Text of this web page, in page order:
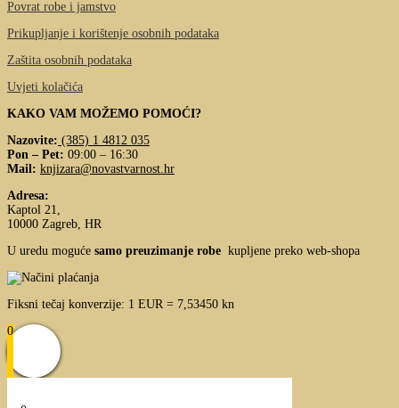
Povrat robe i jamstvo
Prikupljanje i korištenje osobnih podataka
Zaštita osobnih podataka
Uvjeti kolačića
KAKO VAM MOŽEMO POMOĆI?
Nazovite: (385) 1 4812 035
Pon – Pet: 09:00 – 16:30
Mail: knjizara@novastvarnost.hr
Adresa:
Kaptol 21,
10000 Zagreb, HR
U uredu moguće samo preuzimanje robe kupljene preko web-shopa
Fiksni tečaj konverzije: 1 EUR = 7,53450 kn
0